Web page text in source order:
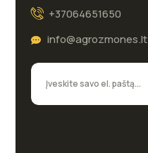
+37064651650
info@agrozmones.lt